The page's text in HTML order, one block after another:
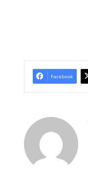
Facebook